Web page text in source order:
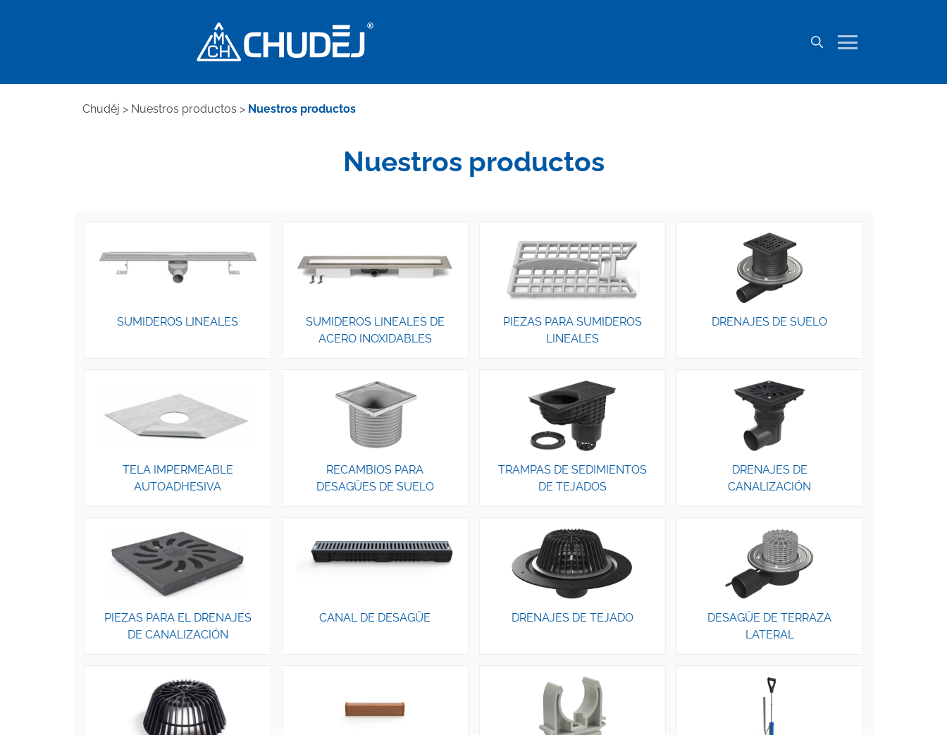
Chuděj > Nuestros productos > Nuestros productos
Nuestros productos
SUMIDEROS LINEALES
SUMIDEROS LINEALES DE
ACERO INOXIDABLES
PIEZAS PARA SUMIDEROS
LINEALES
DRENAJES DE SUELO
TELA IMPERMEABLE
AUTOADHESIVA
RECAMBIOS PARA
DESAGÜES DE SUELO
TRAMPAS DE SEDIMIENTOS
DE TEJADOS
DRENAJES DE
CANALIZACIÓN
PIEZAS PARA EL DRENAJES
DE CANALIZACIÓN
CANAL DE DESAGÜE DRENAJES DE TEJADO
DESAGÜE DE TERRAZA
LATERAL